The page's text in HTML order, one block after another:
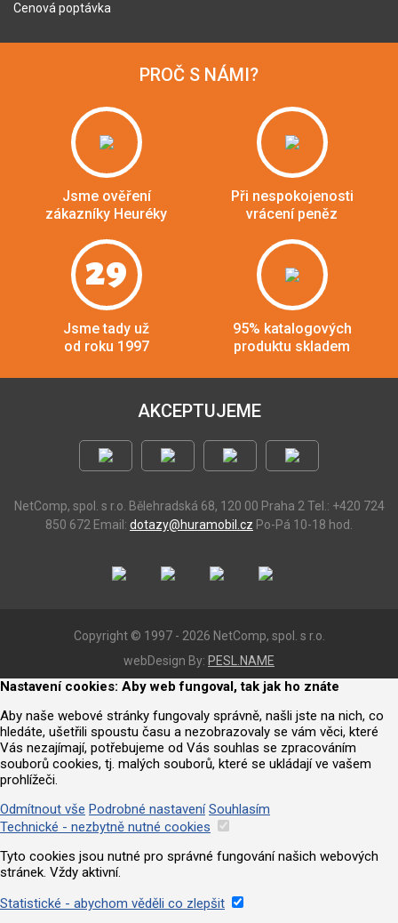
Cenová poptávka
PROČ S NÁMI?
Jsme ověření
zákazníky Heuréky
Při nespokojenosti
vrácení peněz
29
Jsme tady už
od roku 1997
95% katalogových
produktu skladem
AKCEPTUJEME
NetComp, spol. s r.o. Bělehradská 68, 120 00 Praha 2 Tel.: +420 724
850 672 Email: dotazy@huramobil.cz Po-Pá 10-18 hod.
Copyright © 1997 - 2026 NetComp, spol. s r.o.
webDesign By: PESL.NAME
Nastavení cookies: Aby web fungoval, tak jak ho znáte
Aby naše webové stránky fungovaly správně, našli jste na nich, co
hledáte, ušetřili spoustu času a nezobrazovaly se vám věci, které
Vás nezajímají, potřebujeme od Vás souhlas se zpracováním
souborů cookies, tj. malých souborů, které se ukládají ve vašem
prohlížeči.
Odmítnout vše Podrobné nastavení Souhlasím
Technické - nezbytně nutné cookies
Tyto cookies jsou nutné pro správné fungování našich webových
stránek. Vždy aktivní.
Statistické - abychom věděli co zlepšit